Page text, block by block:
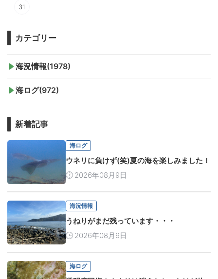
31
カテゴリー
海況情報(1978)
海ログ(972)
新着記事
海ログ
ウネリに負けず(笑)夏の海を楽しみました！
2026年08月9日
海況情報
うねりがまだ残っています・・・
2026年08月9日
海ログ